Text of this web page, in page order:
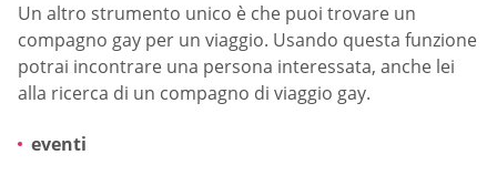
Un altro strumento unico è che puoi trovare un
compagno gay per un viaggio. Usando questa funzione
potrai incontrare una persona interessata, anche lei
alla ricerca di un compagno di viaggio gay.
eventi